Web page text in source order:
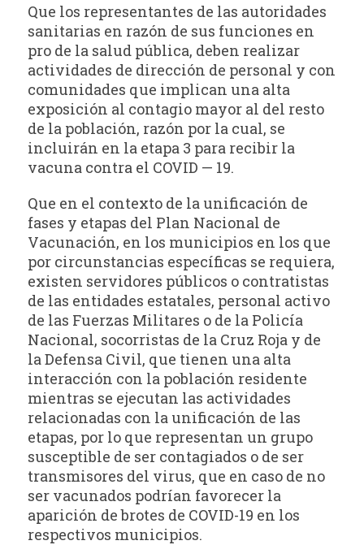
Que los representantes de las autoridades
sanitarias en razón de sus funciones en
pro de la salud pública, deben realizar
actividades de dirección de personal y con
comunidades que implican una alta
exposición al contagio mayor al del resto
de la población, razón por la cual, se
incluirán en la etapa 3 para recibir la
vacuna contra el COVID — 19.
Que en el contexto de la unificación de
fases y etapas del Plan Nacional de
Vacunación, en los municipios en los que
por circunstancias específicas se requiera,
existen servidores públicos o contratistas
de las entidades estatales, personal activo
de las Fuerzas Militares o de la Policía
Nacional, socorristas de la Cruz Roja y de
la Defensa Civil, que tienen una alta
interacción con la población residente
mientras se ejecutan las actividades
relacionadas con la unificación de las
etapas, por lo que representan un grupo
susceptible de ser contagiados o de ser
transmisores del virus, que en caso de no
ser vacunados podrían favorecer la
aparición de brotes de COVID-19 en los
respectivos municipios.